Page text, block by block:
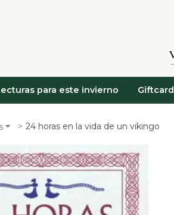
para este invierno Giftcard
24 horas en la vida de un vikingo